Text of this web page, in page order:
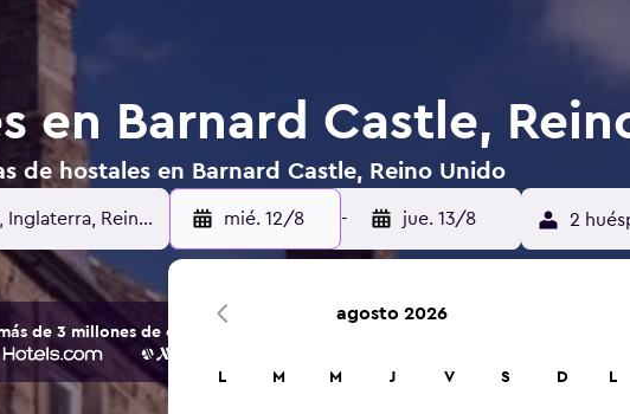
en Barnard Castle,
de hostales en Barnard Castle, Reino Unido
mié. 12/8 - jue. 13/8 2
de 3 millones de opciones de hoteles y alojamientos.
agosto 2026
L M M J V S D L